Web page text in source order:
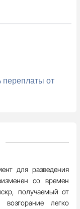
переплаты от
для разведения
со времен
получаемый от
легко